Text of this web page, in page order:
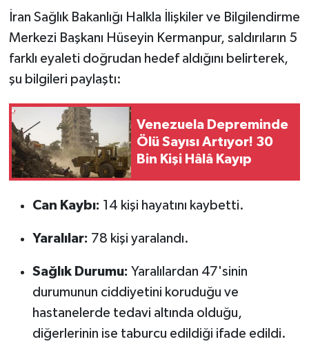
İran Sağlık Bakanlığı Halkla İlişkiler ve Bilgilendirme
Merkezi Başkanı Hüseyin Kermanpur, saldırıların 5
farklı eyaleti doğrudan hedef aldığını belirterek,
şu bilgileri paylaştı:
Venezuela Depreminde
Ölü Sayısı Artıyor! 30
Bin Kişi Hâlâ Kayıp
Can Kaybı: 14 kişi hayatını kaybetti.
Yaralılar: 78 kişi yaralandı.
Sağlık Durumu: Yaralılardan 47'sinin
durumunun ciddiyetini koruduğu ve
hastanelerde tedavi altında olduğu,
diğerlerinin ise taburcu edildiği ifade edildi.